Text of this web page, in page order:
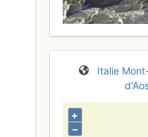
Italie
+
–